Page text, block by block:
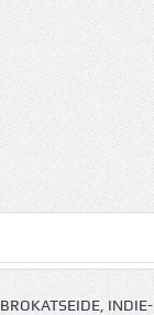
BROKATSEIDE,